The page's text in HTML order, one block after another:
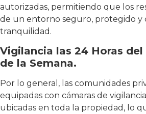
autorizadas, permitiendo que los
de un entorno seguro, protegido y
tranquilidad.
Vigilancia las 24 Horas del
de la Semana.
Por lo general, las comunidades
equipadas con cámaras de
ubicadas en toda la propiedad, lo